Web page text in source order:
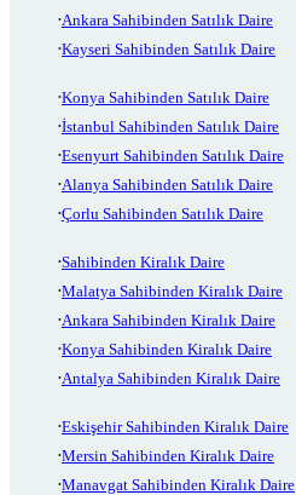
Ankara Sahibinden Satılık Daire
Kayseri Sahibinden Satılık Daire
Konya Sahibinden Satılık Daire
İstanbul Sahibinden Satılık Daire
Esenyurt Sahibinden Satılık Daire
Alanya Sahibinden Satılık Daire
Çorlu Sahibinden Satılık Daire
Sahibinden Kiralık Daire
Malatya Sahibinden Kiralık Daire
Ankara Sahibinden Kiralık Daire
Konya Sahibinden Kiralık Daire
Antalya Sahibinden Kiralık Daire
Eskişehir Sahibinden Kiralık Daire
Mersin Sahibinden Kiralık Daire
Manavgat Sahibinden Kiralık Daire